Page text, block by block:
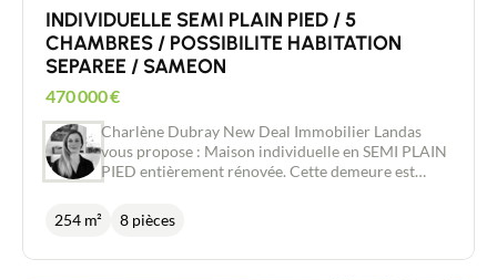
INDIVIDUELLE SEMI PLAIN PIED / 5
CHAMBRES / POSSIBILITE HABITATION
SEPAREE / SAMEON
470 000€
Charlène Dubray New Deal Immobilier Landas
vous propose : Maison individuelle en SEMI PLAIN
PIED entièrement rénovée. Cette demeure est
verdure de 1300m² environ. Vous disposerez de
larges volumes sur environ 253m² avec 5
254 m² 8 pièces